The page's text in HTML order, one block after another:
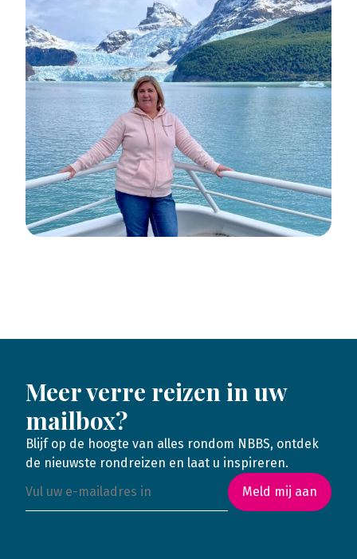
Meer verre reizen in uw
mailbox?
Blijf op de hoogte van alles rondom NBBS, ontdek
de nieuwste rondreizen en laat u inspireren.
Meld mij aan